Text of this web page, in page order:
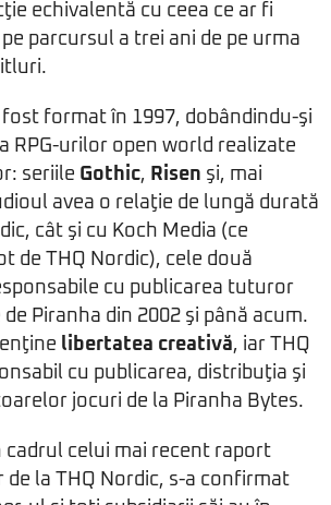
echivalentă cu ceea ce ar fi
parcursul a trei ani de pe urma
fost format în 1997, dobândindu-şi
RPG-urilor open world realizate
seriile Gothic, Risen şi, mai
avea o relaţie de lungă durată
cât şi cu Koch Media (ce
de THQ Nordic), cele două
cu publicarea tuturor
Piranha din 2002 şi până acum.
libertatea creativă, iar THQ
cu publicarea, distribuţia şi
jocuri de la Piranha Bytes.
cadrul celui mai recent raport
de la THQ Nordic, s-a confirmat